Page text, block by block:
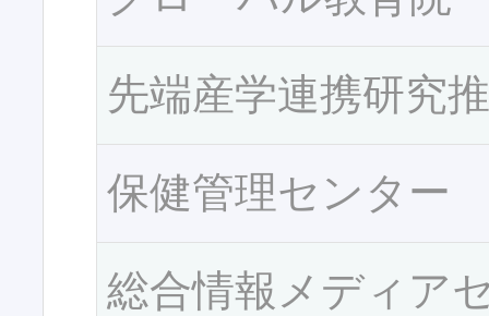
先端産学連携研究
保健管理センター
総合情報メディア